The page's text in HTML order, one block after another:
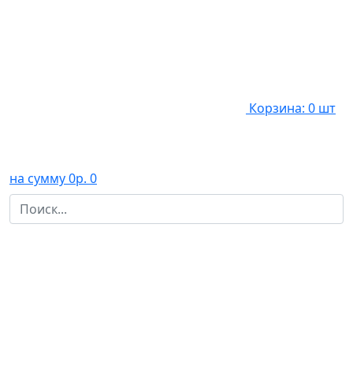
Корзина: 0 шт
на сумму 0р. 0